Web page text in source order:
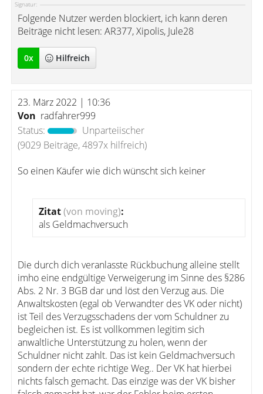
Signatur:
Folgende Nutzer werden blockiert, ich kann deren
Beiträge nicht lesen: AR377, Xipolis, Jule28
0x Hilfreich
23. März 2022 | 10:36
Von radfahrer999
Status:
Unparteiischer
(9029 Beiträge, 4897x hilfreich)
So einen Käufer wie dich wünscht sich keiner
Zitat(von moving):
als Geldmachversuch
Die durch dich veranlasste Rückbuchung alleine stellt
imho eine endgültige Verweigerung im Sinne des §286
Abs. 2 Nr. 3 BGB dar und löst den Verzug aus. Die
Anwaltskosten (egal ob Verwandter des VK oder nicht)
ist Teil des Verzugsschadens der vom Schuldner zu
begleichen ist. Es ist vollkommen legitim sich
anwaltliche Unterstützung zu holen, wenn der
Schuldner nicht zahlt. Das ist kein Geldmachversuch
sondern der echte richtige Weg.. Der VK hat hierbei
nichts falsch gemacht. Das einzige was der VK bisher